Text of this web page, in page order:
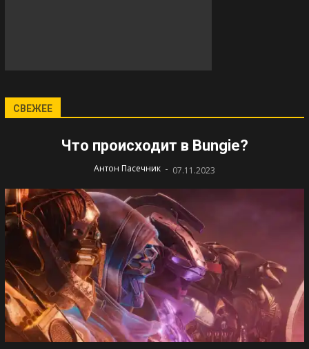
СВЕЖЕЕ
Что происходит в Bungie?
Антон Пасечник - 07.11.2023